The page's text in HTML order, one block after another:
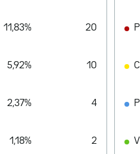
11,83% 20
5,92% 10
2,37% 4
1,18% 2